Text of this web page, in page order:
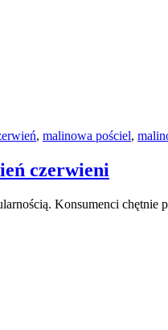
, malinowa pościel,
czerwieni
Konsumenci